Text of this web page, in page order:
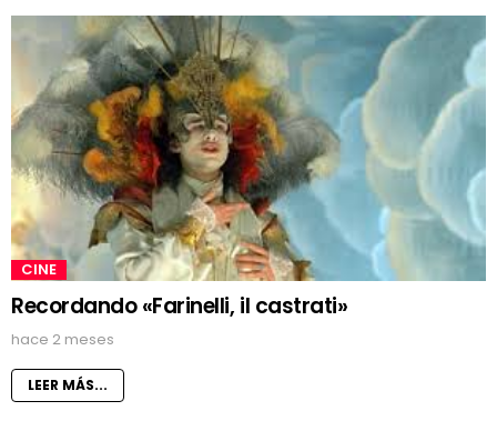
CINE
Recordando «Farinelli, il castrati»
hace 2 meses
LEER MÁS...